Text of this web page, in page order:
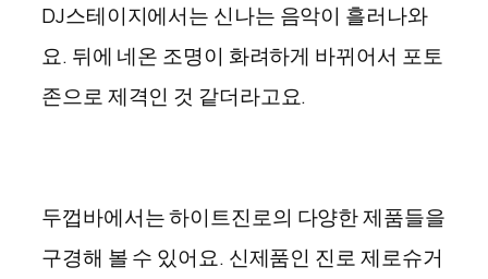
DJ스테이지에서는 신나는 음악이 흘러나와
요. 뒤에 네온 조명이 화려하게 바뀌어서 포토
존으로 제격인 것 같더라고요.
두껍바에서는 하이트진로의 다양한 제품들을
구경해 볼 수 있어요. 신제품인 진로 제로슈거